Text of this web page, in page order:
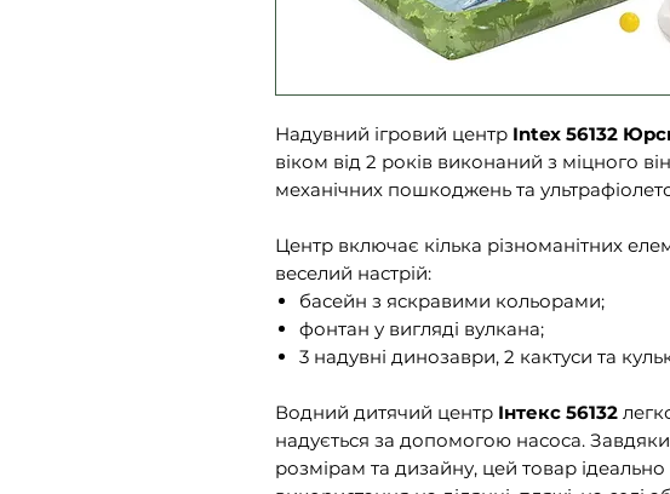
Надувний ігровий центр Intex 56132
віком від 2 років виконаний з міцного
механічних пошкоджень та
Центр включає кілька різноманітних
веселий настрій:
басейн з яскравими кольорами;
фонтан у вигляді вулкана;
3 надувні динозаври, 2 кактуси та
Водний дитячий центр Інтекс 56132
надується за допомогою насоса.
розмірам та дизайну, цей товар ідеально